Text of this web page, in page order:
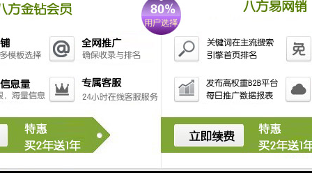
的纪念价值。
6. **便于图标和标志展示**：颁奖旗上通常会印有赛事
的标志、赞助商的或者获奖者的名称，便于宣传和识
7. **可重复使用**：许多体育场馆会设有标志性的颁奖
旗，可以在不同的赛事中重复使用，降和资源浪费。
这些特点使得颁奖旗系统不仅在视觉上引人注目，还在
功能性和实用性上满足了赛事和颁奖活动的需求。